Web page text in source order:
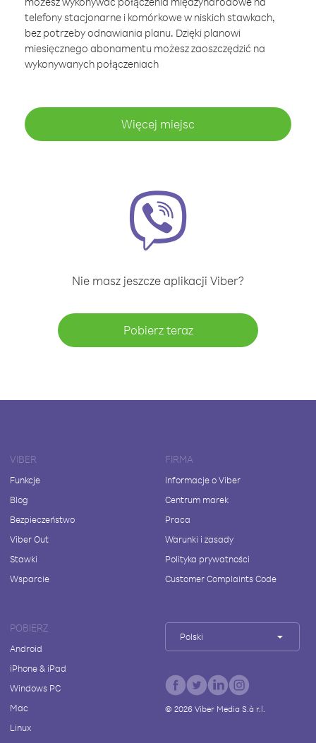
telefony stacjonarne i komórkowe w niskich stawkach,
bez potrzeby odnawiania planu. Dzięki planowi
miesięcznego abonamentu możesz zaoszczędzić na
wykonywanych połączeniach
Więcej miejsc
Nie masz jeszcze aplikacji Viber?
Pobierz teraz
VIBER
Funkcje
Blog
Bezpieczeństwo
Viber Out
Stawki
Wsparcie
FIRMA
Informacje o Viber
Centrum marek
Praca
Warunki i zasady
Polityka prywatności
Customer Complaints Code
POBIERZ
Android
iPhone & iPad
Windows PC
Mac
Linux
Polski
© 2026Viber Media S.à r.l.